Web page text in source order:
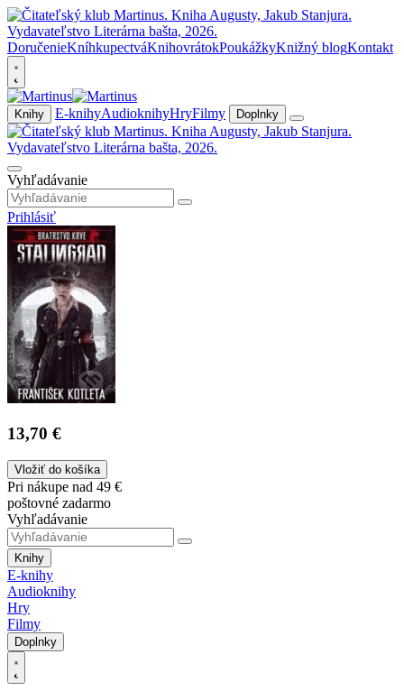
DoručenieKníhkupectváKnihovrátokPoukážkyKnižný blogKontakt
Knihy E-knihyAudioknihyHryFilmy Doplnky
Vyhľadávanie
Prihlásiť
13,70 €
Vložiť do košíka
Pri nákupe nad 49 €
poštovné zadarmo
Vyhľadávanie
Knihy
E-knihy
Audioknihy
Hry
Filmy
Doplnky